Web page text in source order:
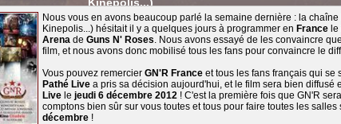
Nous vous en avons beaucoup parlé la semaine dernière : la chaîne
Kinepolis...) hésitait il y a quelques jours à programmer en France
Arena de Guns N' Roses. Nous avons essayé de les convaincre
film, et nous avons donc mobilisé tous les fans pour convaincre le
Vous pouvez remercier GN'R France et tous les fans français qui se
Pathé Live a pris sa décision aujourd'hui, et le film sera bien diffusé
Live le jeudi 6 décembre 2012 ! C'est la première fois que GN'R
comptons bien sûr sur vous toutes et tous pour faire toutes les salles
décembre !